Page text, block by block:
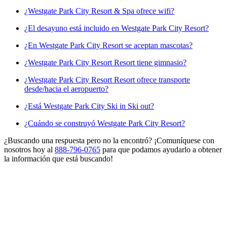
¿Westgate Park City Resort & Spa ofrece wifi?
¿El desayuno está incluido en Westgate Park City Resort?
¿En Westgate Park City Resort se aceptan mascotas?
¿Westgate Park City Resort Resort tiene gimnasio?
¿Westgate Park City Resort Resort ofrece transporte
desde/hacia el aeropuerto?
¿Está Westgate Park City Ski in Ski out?
¿Cuándo se construyó Westgate Park City Resort?
¿Buscando una respuesta pero no la encontró? ¡Comuníquese con
nosotros hoy al 888-796-0765 para que podamos ayudarlo a obtener
la información que está buscando!